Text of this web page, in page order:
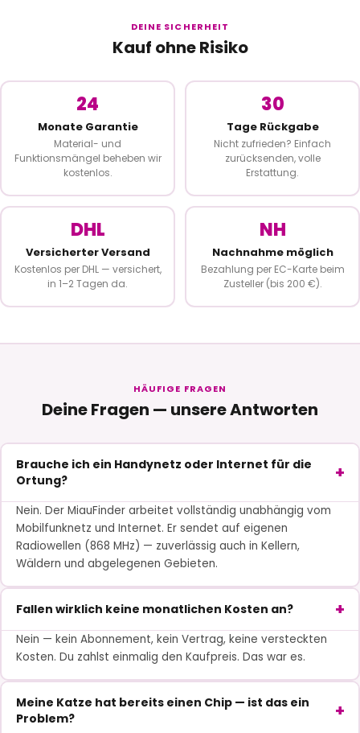
DEINE SICHERHEIT
Kauf ohne Risiko
24
Monate Garantie
Material- und
Funktionsmängel beheben wir
kostenlos.
30
Tage Rückgabe
Nicht zufrieden? Einfach
zurücksenden, volle
Erstattung.
DHL
Versicherter Versand
Kostenlos per DHL — versichert,
in 1–2 Tagen da.
NH
Nachnahme möglich
Bezahlung per EC-Karte beim
Zusteller (bis 200 €).
HÄUFIGE FRAGEN
Deine Fragen — unsere Antworten
Brauche ich ein Handynetz oder Internet für die
Ortung?
Nein. Der MiauFinder arbeitet vollständig unabhängig vom
Mobilfunknetz und Internet. Er sendet auf eigenen
Radiowellen (868 MHz) — zuverlässig auch in Kellern,
Wäldern und abgelegenen Gebieten.
Fallen wirklich keine monatlichen Kosten an?
Nein — kein Abonnement, kein Vertrag, keine versteckten
Kosten. Du zahlst einmalig den Kaufpreis. Das war es.
Meine Katze hat bereits einen Chip — ist das ein
Problem?